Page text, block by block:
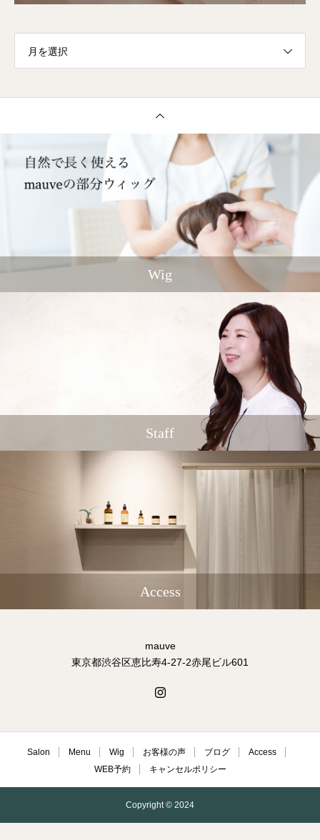
月を選択
Wig
Staff
Access
mauve
東京都渋谷区恵比寿4-27-2赤尾ビル601
Salon Menu Wig お客様の声 ブログ
Access
WEB予約
キャンセルポリシー
Copyright © 2024